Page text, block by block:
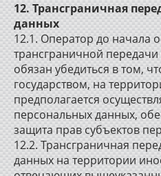
12. Трансграничная
данных
12.1. Оператор до начала
трансграничной
обязан убедиться в том,
государством, на
предполагается
персональных данных,
защита прав субъектов
12.2. Трансграничная
данных на территории